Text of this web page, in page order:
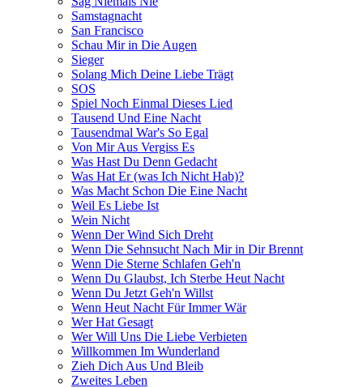
Samstagnacht
San Francisco
Schau Mir in Die Augen
Sieger
Solang Mich Deine Liebe Trägt
SOS
Spiel Noch Einmal Dieses Lied
Tausend Und Eine Nacht
Tausendmal War's So Egal
Von Mir Aus Vergiss Es
Was Hast Du Denn Gedacht
Was Hat Er (was Ich Nicht Hab)?
Was Macht Schon Die Eine Nacht
Weil Es Liebe Ist
Wein Nicht
Wenn Der Wind Sich Dreht
Wenn Die Sehnsucht Nach Mir in Dir Brennt
Wenn Die Sterne Schlafen Geh'n
Wenn Du Glaubst, Ich Sterbe Heut Nacht
Wenn Du Jetzt Geh'n Willst
Wenn Heut Nacht Für Immer Wär
Wer Hat Gesagt
Wer Will Uns Die Liebe Verbieten
Willkommen Im Wunderland
Zieh Dich Aus Und Bleib
Zweites Leben